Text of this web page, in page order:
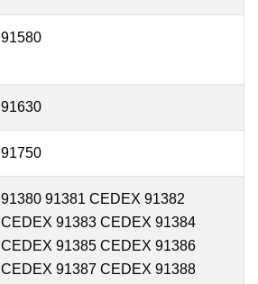
91580
91630
91750
91380 91381 CEDEX 91382
CEDEX 91383 CEDEX 91384
CEDEX 91385 CEDEX 91386
CEDEX 91387 CEDEX 91388